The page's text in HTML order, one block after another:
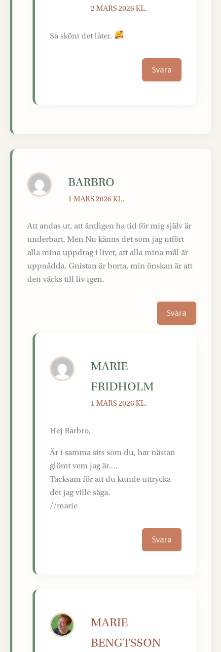
2 MARS 2026 KL.
Så skönt det låter.
Svara
BARBRO
1 MARS 2026 KL.
Att andas ut, att äntligen ha tid för mig själv är
underbart. Men Nu känns det som jag utfört
alla mina uppdrag i livet, att alla mina mål är
uppnådda. Gnistan är borta, min önskan är att
den väcks till liv igen.
Svara
MARIE
FRIDHOLM
1 MARS 2026 KL.
Hej Barbro,
Är i samma sits som du, har nästan
glömt vem jag är….
Tacksam för att du kunde uttrycka
det jag ville säga.
//marie
Svara
MARIE
BENGTSSON